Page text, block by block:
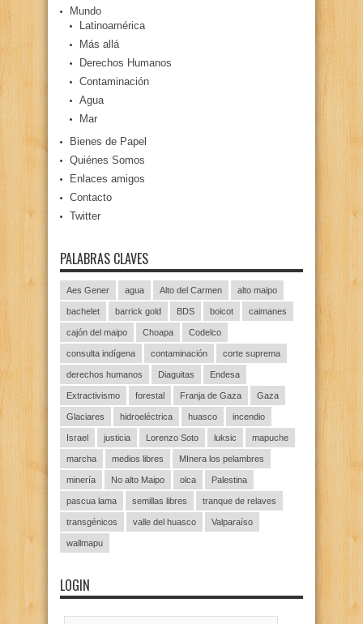
Mundo
Latinoamérica
Más allá
Derechos Humanos
Contaminación
Agua
Mar
Bienes de Papel
Quiénes Somos
Enlaces amigos
Contacto
Twitter
PALABRAS CLAVES
Aes Gener agua Alto del Carmen alto maipo
bachelet barrick gold BDS boicot caimanes
cajón del maipo Choapa Codelco
consulta indígena contaminación corte suprema
derechos humanos Diaguitas Endesa
Extractivismo forestal Franja de Gaza Gaza
Glaciares hidroeléctrica huasco incendio
Israel justicia Lorenzo Soto luksic mapuche
marcha medios libres MInera los pelambres
minería No alto Maipo olca Palestina
pascua lama semillas libres tranque de relaves
transgénicos valle del huasco Valparaíso
wallmapu
LOGIN